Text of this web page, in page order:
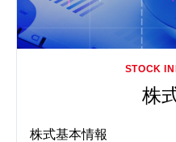
株
株式基本情報